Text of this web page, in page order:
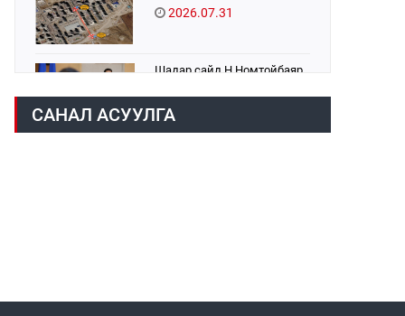
2026.07.31
Шадар сайд Н.Номтойбаяр
байна
2026.07.31
САНАЛ АСУУЛГА